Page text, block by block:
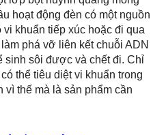
hoạt động đèn có một nguồn
khuẩn tiếp xúc hoặc đi qua
phá vỡ liên kết chuỗi ADN
sinh sôi được và chết đi. Chỉ
thể tiêu diệt vi khuẩn trong
thế mà là sản phẩm cần